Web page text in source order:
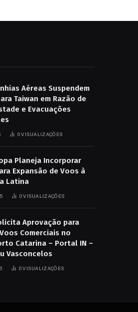
Aéreas Suspendem
Taiwan em Razão de
e Evacuações
0VISUALIZAÇÕES
Planeja Incorporar
Expansão de Voos à
Latina
0VISUALIZAÇÕES
Aprovação para
Comerciais no
Catarina – Portal IN –
Vasconcelos
0VISUALIZAÇÕES